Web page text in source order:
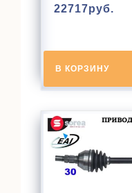
22717руб.
В КОРЗИНУ